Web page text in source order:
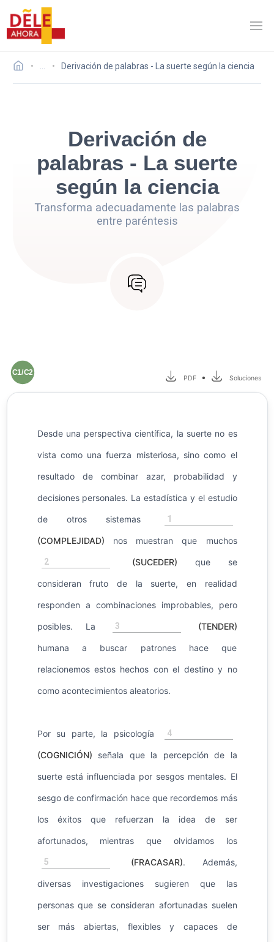
Derivación de palabras - La suerte según la ciencia
Derivación de
palabras - La suerte
según la ciencia
Transforma adecuadamente las palabras
entre paréntesis
C1/C2
PDF • Soluciones
Desde una perspectiva científica, la suerte no es
vista como una fuerza misteriosa, sino como el
resultado de combinar azar, probabilidad y
decisiones personales. La estadística y el estudio
de otros sistemas 1
(COMPLEJIDAD) nos muestran que muchos
2 (SUCEDER) que se
consideran fruto de la suerte, en realidad
responden a combinaciones improbables, pero
posibles. La 3 (TENDER)
humana a buscar patrones hace que
relacionemos estos hechos con el destino y no
como acontecimientos aleatorios.
Por su parte, la psicología 4
(COGNICIÓN) señala que la percepción de la
suerte está influenciada por sesgos mentales. El
sesgo de confirmación hace que recordemos más
los éxitos que refuerzan la idea de ser
afortunados, mientras que olvidamos los
5 (FRACASAR). Además,
diversas investigaciones sugieren que las
personas que se consideran afortunadas suelen
ser más abiertas, flexibles y capaces de